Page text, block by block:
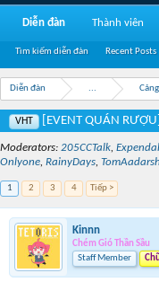
Diễn đàn ...
VHT [EVENT QUÁN
Moderators: 205CCTalk,
Onlyone, RainyDays, TomAadarsh
1 2 3 4 Tiếp >
Kinnn
Chém Gió Thần Sầu
Staff Member
Diễn đàn
Tìm kiếm diễn đàn Recent Posts
Thành viên